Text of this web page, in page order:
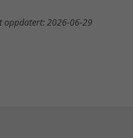
oppdatert: 2026-06-29